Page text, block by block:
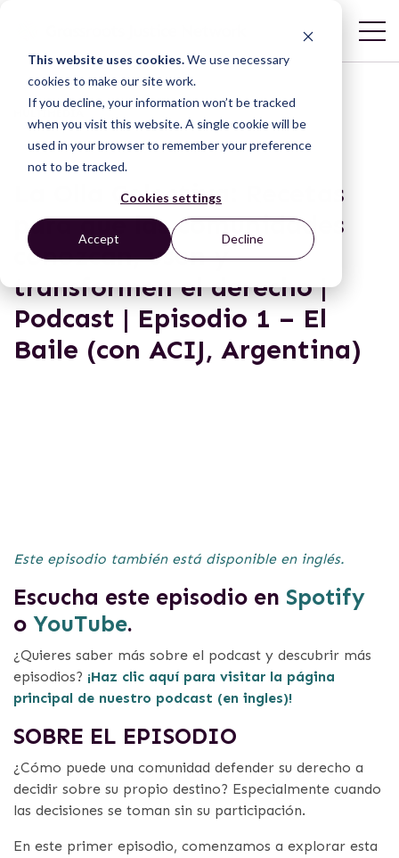
This website uses cookies.We use necessary
cookies to make our site work.
If you decline, your information won’t be tracked
when you visit this website. A single cookie will be
used in your browser to remember your preference
not to be tracked.
Cookies settings
Accept Decline
MULTIMEDIA
La Olla Colectiva: Recetas
para que las comunidades
conozcan, usen y
transformen el derecho |
Podcast | Episodio 1 – El
Baile (con ACIJ, Argentina)
Este episodio también está disponible en inglés.
Escucha este episodio en Spotify
o YouTube.
¿Quieres saber más sobre el podcast y descubrir más
episodios? ¡Haz clic aquí para visitar la página
principal de nuestro podcast (en ingles)!
SOBRE EL EPISODIO
¿Cómo puede una comunidad defender su derecho a
decidir sobre su propio destino? Especialmente cuando
las decisiones se toman sin su participación.
En este primer episodio, comenzamos a explorar esta